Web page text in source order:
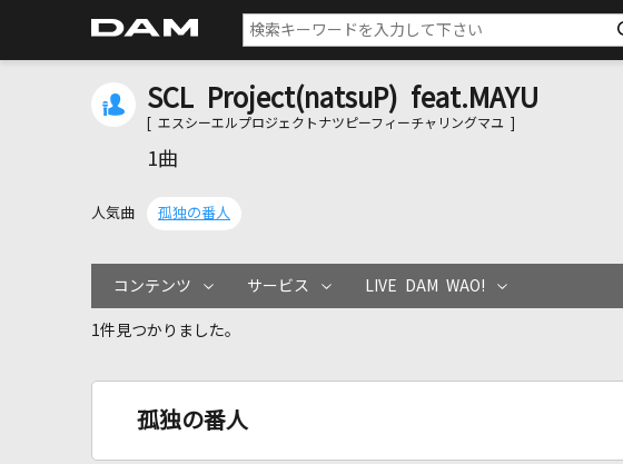
SCL Project(natsuP) feat.MAYU
[ エスシーエルプロジェクトナツピーフィーチャリングマユ ]
1曲
人気曲 孤独の番人
コンテンツ サービス LIVE DAM WAO!
1件見つかりました。
孤独の番人